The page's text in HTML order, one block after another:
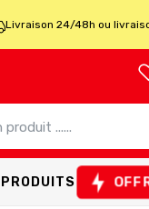
Livraison 24/48h ou